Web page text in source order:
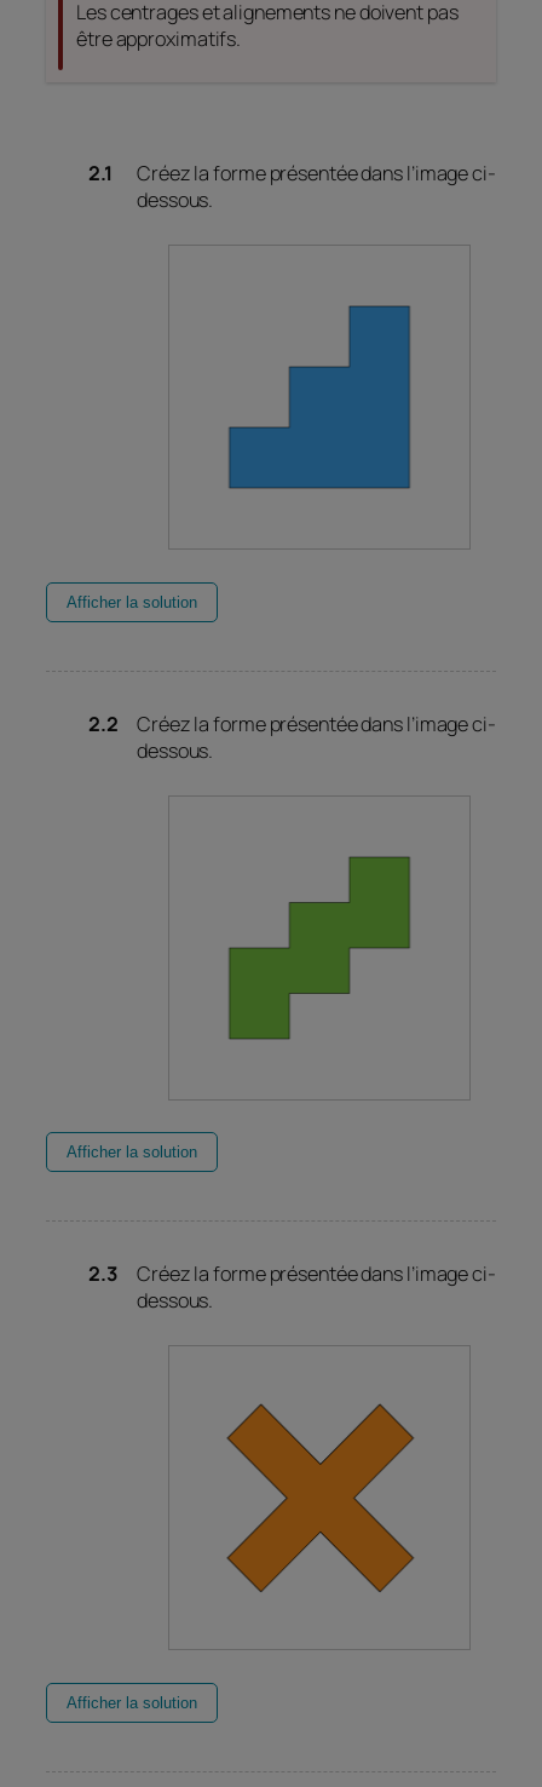
Les centrages et alignements ne doivent pas
être approximatifs.
Créez la forme présentée dans l’image ci-
dessous.
Afficher la solution
Créez la forme présentée dans l’image ci-
dessous.
Afficher la solution
Créez la forme présentée dans l’image ci-
dessous.
Afficher la solution